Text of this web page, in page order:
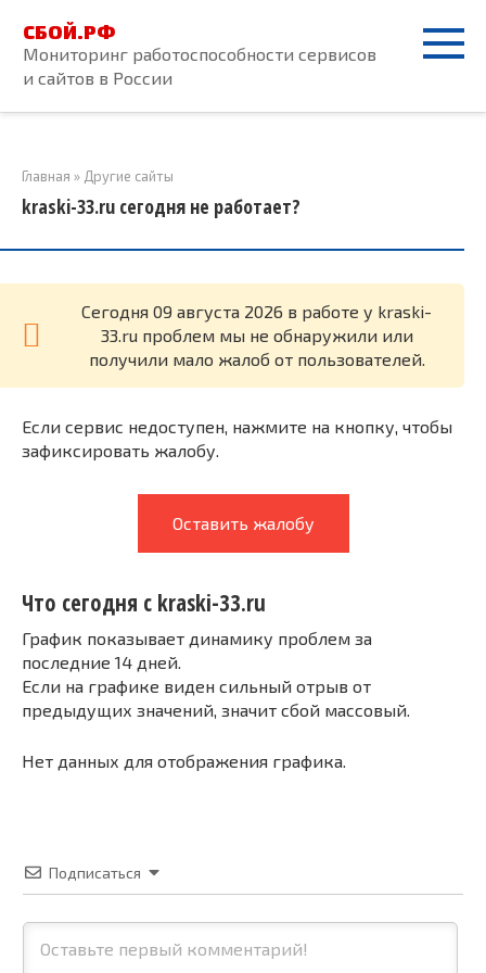
контенту
СБОЙ.РФ
Мониторинг работоспособности сервисов
и сайтов в России
Главная » Другие сайты
kraski-33.ru сегодня не работает?
Cегодня 09 августа 2026 в работе у kraski-
33.ru проблем мы не обнаружили или
получили мало жалоб от пользователей.
Если сервис недоступен, нажмите на кнопку, чтобы
зафиксировать жалобу.
Оставить жалобу
Что сегодня с kraski-33.ru
График показывает динамику проблем за
последние 14 дней.
Если на графике виден сильный отрыв от
предыдущих значений, значит сбой массовый.
Нет данных для отображения графика.
Подписаться